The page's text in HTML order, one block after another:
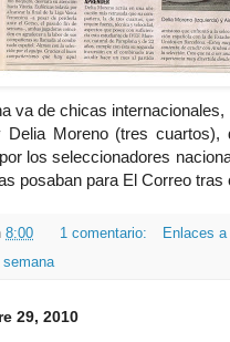
va de chicas
Delia Moreno (tres
los seleccionadores
posaban para El Correo
8:00 1 comentario:
Enlaces
semana
29, 2010